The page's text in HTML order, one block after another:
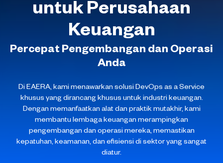
untuk Perusahaan
Keuangan
Percepat Pengembangan dan Operasi
Anda
Di EAERA, kami menawarkan solusi DevOps as a Service
khusus yang dirancang khusus untuk industri keuangan.
Dengan memanfaatkan alat dan praktik mutakhir, kami
membantu lembaga keuangan merampingkan
pengembangan dan operasi mereka, memastikan
kepatuhan, keamanan, dan efisiensi di sektor yang sangat
diatur.